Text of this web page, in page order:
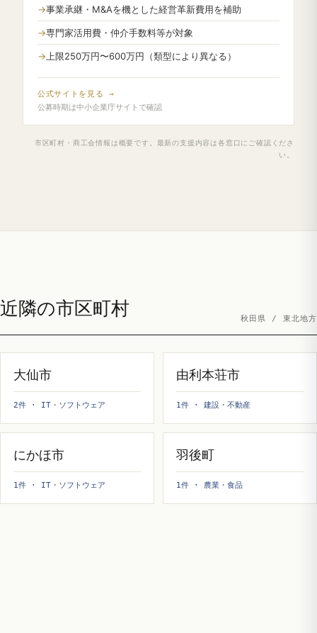
事業承継・M&Aを機とした経営革新費用を補助
専門家活用費・仲介手数料等が対象
上限250万円〜600万円（類型により異なる）
公式サイトを見る →
公募時期は中小企業庁サイトで確認
市区町村・商工会情報は概要です。最新の支援内容は各窓口にご確認くださ
い。
近隣の市区町村 秋田県 / 東北地方
大仙市
2件 · IT・ソフトウェア
由利本荘市
1件 · 建設・不動産
にかほ市
1件 · IT・ソフトウェア
羽後町
1件 · 農業・食品